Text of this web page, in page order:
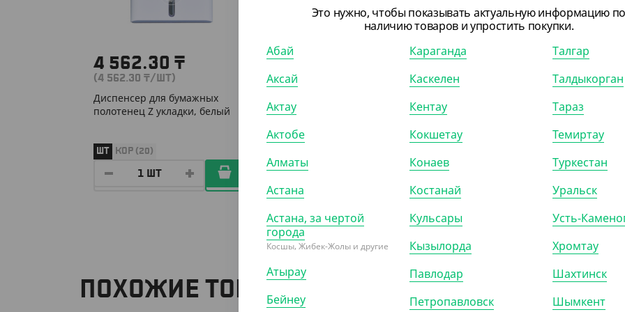
4 562.30 ₸
(4 562.30 ₸/ШТ)
Диспенсер для бумажных
полотенец Z укладки, белый
ШТ КОР (20)
4 562.30
(4 562.30
туалетной бумаги
ПОХОЖИЕ ТОВАРЫ
Это нужно, чтобы показывать актуальную информацию по
наличию товаров и упростить покупки.
Абай
Аксай
Актау
Актобе
Алматы
Астана
Астана, за чертой
города
Косшы, Жибек-Жолы и другие
Атырау
Бейнеу
Караганда
Каскелен
Кентау
Кокшетау
Конаев
Костанай
Кульсары
Кызылорда
Павлодар
Петропавловск
Талгар
Талдыкорган
Тараз
Темиртау
Туркестан
Уральск
Усть-
Хромтау
Шахтинск
Шымкент